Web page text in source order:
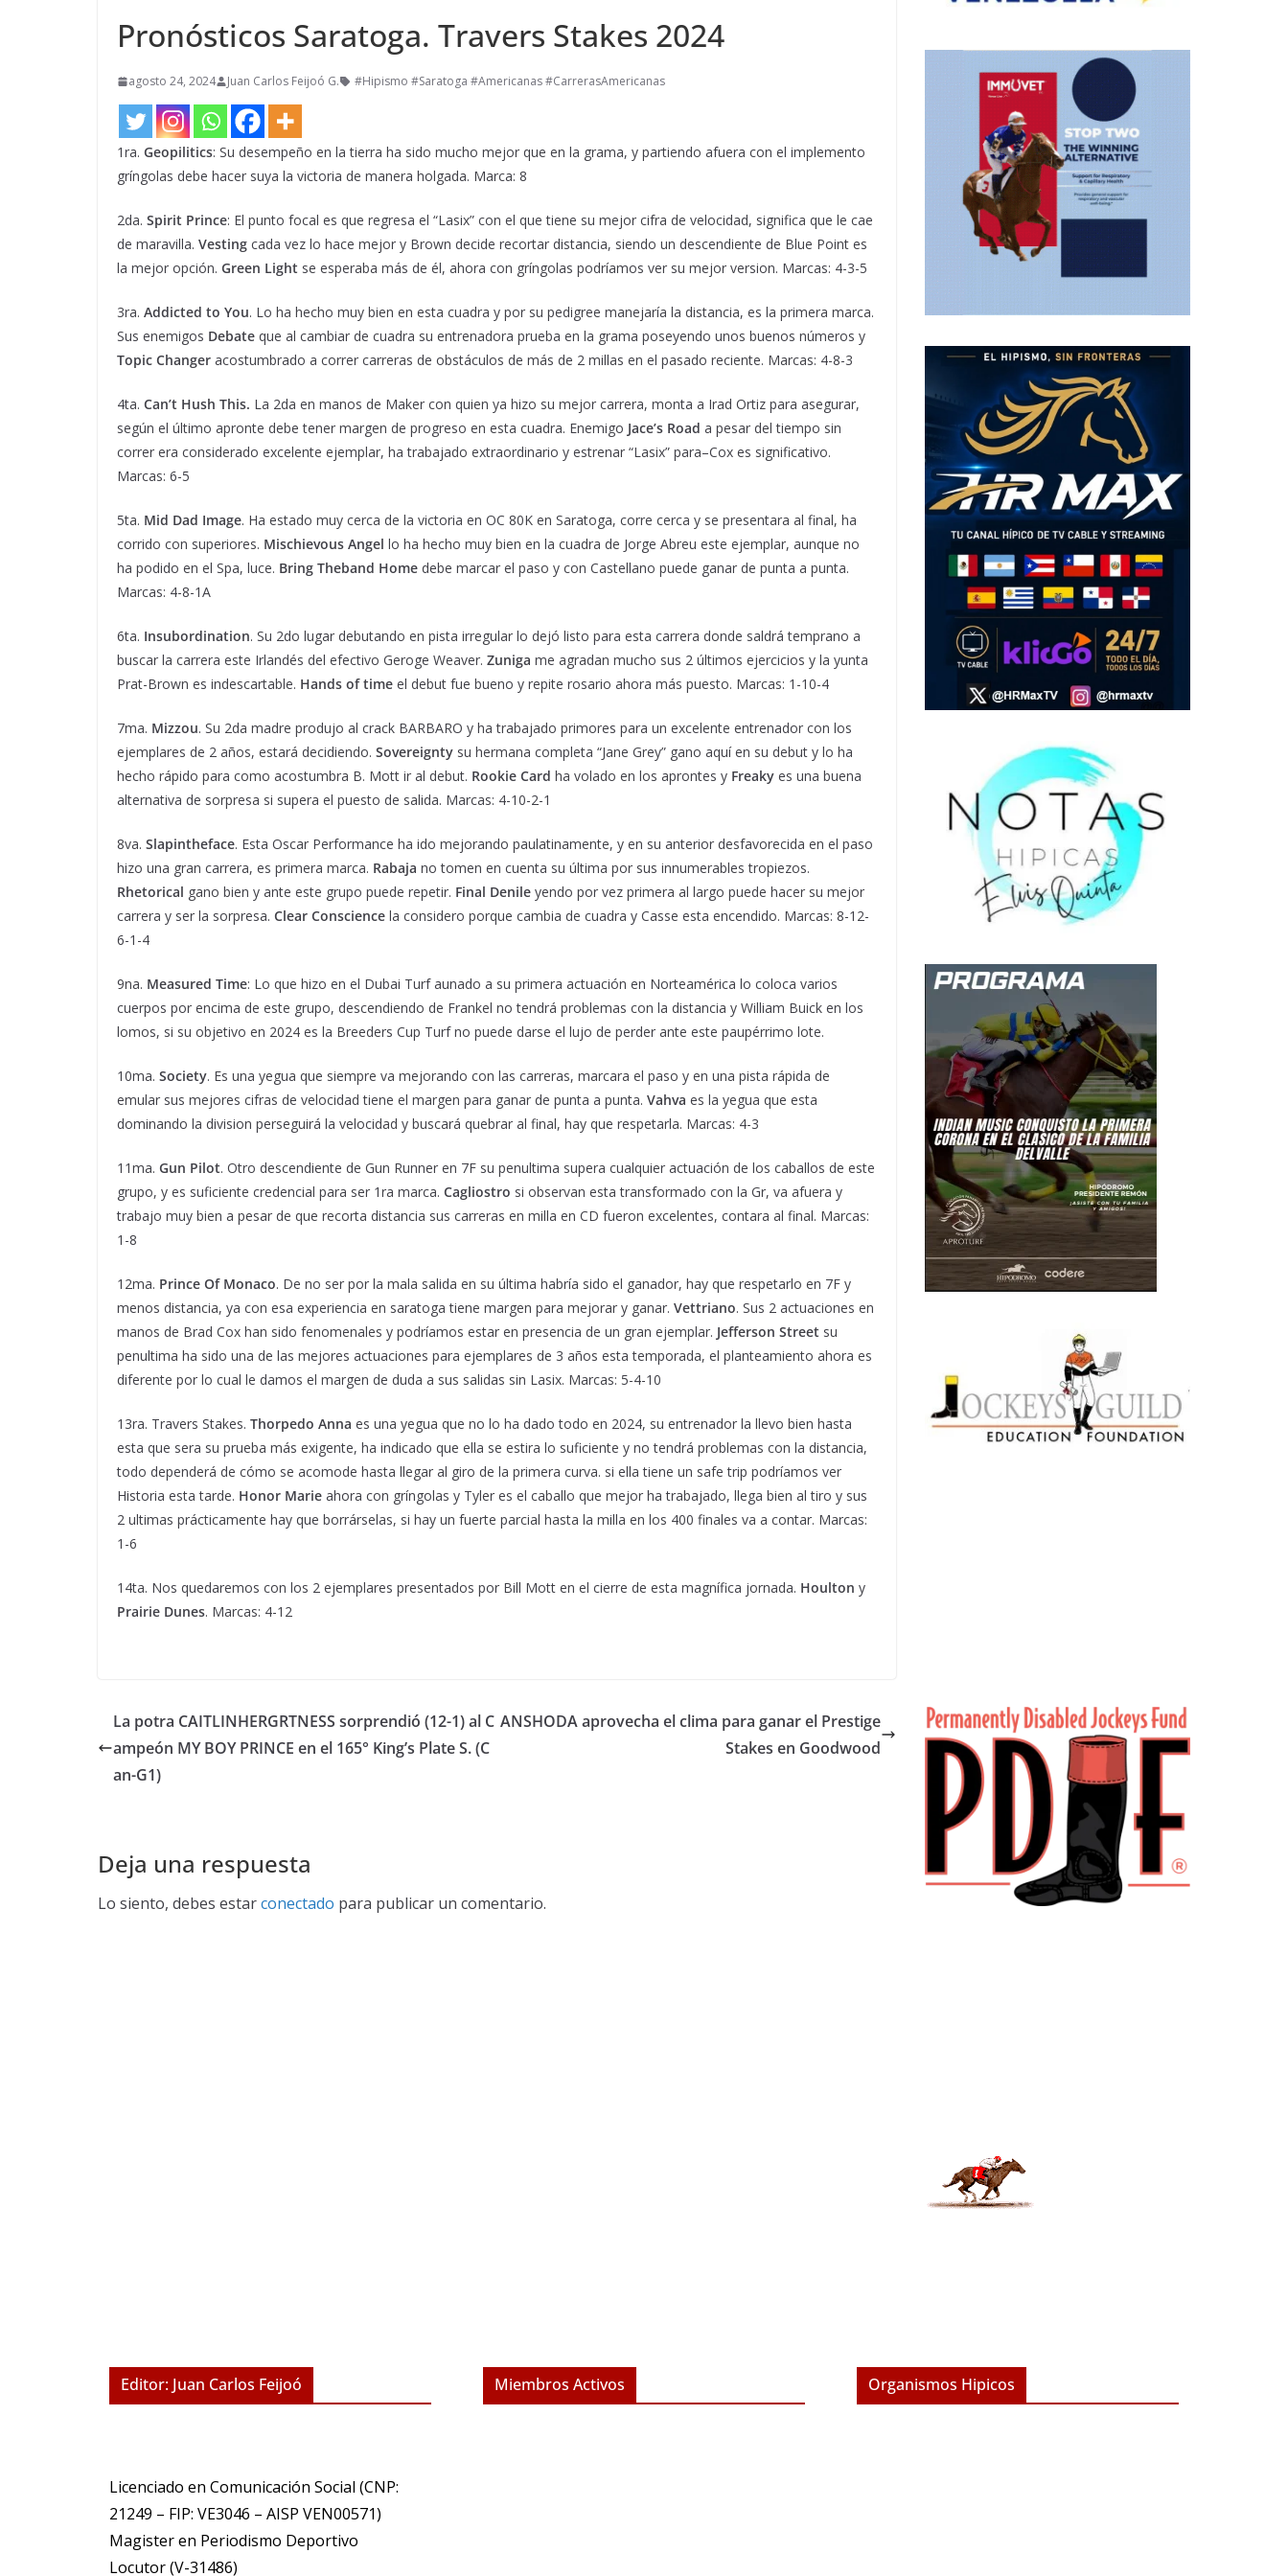
Pronósticos Saratoga. Travers Stakes 2024
agosto 24, 2024 Juan Carlos Feijoó G. #Hipismo #Saratoga #Americanas #CarrerasAmericanas
1ra. Geopilitics: Su desempeño en la tierra ha sido mucho mejor que en la grama, y partiendo afuera con el implemento
gríngolas debe hacer suya la victoria de manera holgada. Marca: 8
2da. Spirit Prince: El punto focal es que regresa el “Lasix” con el que tiene su mejor cifra de velocidad, significa que le cae
de maravilla. Vesting cada vez lo hace mejor y Brown decide recortar distancia, siendo un descendiente de Blue Point es
la mejor opción. Green Light se esperaba más de él, ahora con gríngolas podríamos ver su mejor version. Marcas: 4-3-5
3ra. Addicted to You. Lo ha hecho muy bien en esta cuadra y por su pedigree manejaría la distancia, es la primera marca.
Sus enemigos Debate que al cambiar de cuadra su entrenadora prueba en la grama poseyendo unos buenos números y
Topic Changer acostumbrado a correr carreras de obstáculos de más de 2 millas en el pasado reciente. Marcas: 4-8-3
4ta. Can’t Hush This. La 2da en manos de Maker con quien ya hizo su mejor carrera, monta a Irad Ortiz para asegurar,
según el último apronte debe tener margen de progreso en esta cuadra. Enemigo Jace’s Road a pesar del tiempo sin
correr era considerado excelente ejemplar, ha trabajado extraordinario y estrenar “Lasix” para–Cox es significativo.
Marcas: 6-5
5ta. Mid Dad Image. Ha estado muy cerca de la victoria en OC 80K en Saratoga, corre cerca y se presentara al final, ha
corrido con superiores. Mischievous Angel lo ha hecho muy bien en la cuadra de Jorge Abreu este ejemplar, aunque no
ha podido en el Spa, luce. Bring Theband Home debe marcar el paso y con Castellano puede ganar de punta a punta.
Marcas: 4-8-1A
6ta. Insubordination. Su 2do lugar debutando en pista irregular lo dejó listo para esta carrera donde saldrá temprano a
buscar la carrera este Irlandés del efectivo Geroge Weaver. Zuniga me agradan mucho sus 2 últimos ejercicios y la yunta
Prat-Brown es indescartable. Hands of time el debut fue bueno y repite rosario ahora más puesto. Marcas: 1-10-4
7ma. Mizzou. Su 2da madre produjo al crack BARBARO y ha trabajado primores para un excelente entrenador con los
ejemplares de 2 años, estará decidiendo. Sovereignty su hermana completa “Jane Grey” gano aquí en su debut y lo ha
hecho rápido para como acostumbra B. Mott ir al debut. Rookie Card ha volado en los aprontes y Freaky es una buena
alternativa de sorpresa si supera el puesto de salida. Marcas: 4-10-2-1
8va. Slapintheface. Esta Oscar Performance ha ido mejorando paulatinamente, y en su anterior desfavorecida en el paso
hizo una gran carrera, es primera marca. Rabaja no tomen en cuenta su última por sus innumerables tropiezos.
Rhetorical gano bien y ante este grupo puede repetir. Final Denile yendo por vez primera al largo puede hacer su mejor
carrera y ser la sorpresa. Clear Conscience la considero porque cambia de cuadra y Casse esta encendido. Marcas: 8-12-
6-1-4
9na. Measured Time: Lo que hizo en el Dubai Turf aunado a su primera actuación en Norteamérica lo coloca varios
cuerpos por encima de este grupo, descendiendo de Frankel no tendrá problemas con la distancia y William Buick en los
lomos, si su objetivo en 2024 es la Breeders Cup Turf no puede darse el lujo de perder ante este paupérrimo lote.
10ma. Society. Es una yegua que siempre va mejorando con las carreras, marcara el paso y en una pista rápida de
emular sus mejores cifras de velocidad tiene el margen para ganar de punta a punta. Vahva es la yegua que esta
dominando la division perseguirá la velocidad y buscará quebrar al final, hay que respetarla. Marcas: 4-3
11ma. Gun Pilot. Otro descendiente de Gun Runner en 7F su penultima supera cualquier actuación de los caballos de este
grupo, y es suficiente credencial para ser 1ra marca. Cagliostro si observan esta transformado con la Gr, va afuera y
trabajo muy bien a pesar de que recorta distancia sus carreras en milla en CD fueron excelentes, contara al final. Marcas:
1-8
12ma. Prince Of Monaco. De no ser por la mala salida en su última habría sido el ganador, hay que respetarlo en 7F y
menos distancia, ya con esa experiencia en saratoga tiene margen para mejorar y ganar. Vettriano. Sus 2 actuaciones en
manos de Brad Cox han sido fenomenales y podríamos estar en presencia de un gran ejemplar. Jefferson Street su
penultima ha sido una de las mejores actuaciones para ejemplares de 3 años esta temporada, el planteamiento ahora es
diferente por lo cual le damos el margen de duda a sus salidas sin Lasix. Marcas: 5-4-10
13ra. Travers Stakes. Thorpedo Anna es una yegua que no lo ha dado todo en 2024, su entrenador la llevo bien hasta
esta que sera su prueba más exigente, ha indicado que ella se estira lo suficiente y no tendrá problemas con la distancia,
todo dependerá de cómo se acomode hasta llegar al giro de la primera curva. si ella tiene un safe trip podríamos ver
Historia esta tarde. Honor Marie ahora con gríngolas y Tyler es el caballo que mejor ha trabajado, llega bien al tiro y sus
2 ultimas prácticamente hay que borrárselas, si hay un fuerte parcial hasta la milla en los 400 finales va a contar. Marcas:
1-6
14ta. Nos quedaremos con los 2 ejemplares presentados por Bill Mott en el cierre de esta magnífica jornada. Houlton y
Prairie Dunes. Marcas: 4-12
La potra CAITLINHERGRTNESS sorprendió (12-1) al C
ampeón MY BOY PRINCE en el 165° King’s Plate S. (C
an-G1)
ANSHODA aprovecha el clima para ganar el Prestige
Stakes en Goodwood
Deja una respuesta
Lo siento, debes estarconectado para publicar un comentario.
Editor: Juan Carlos Feijoó
Licenciado en Comunicación Social (CNP:
21249 – FIP: VE3046 – AISP VEN00571)
​Magister en Periodismo Deportivo
​Locutor (V-31486)
Miembros Activos Organismos Hipicos